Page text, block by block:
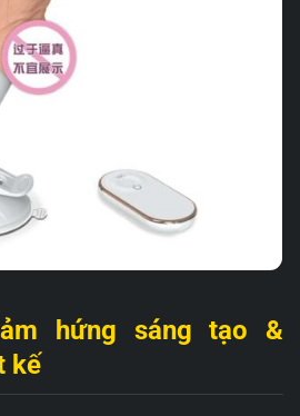
hứng sáng tạo &
kế